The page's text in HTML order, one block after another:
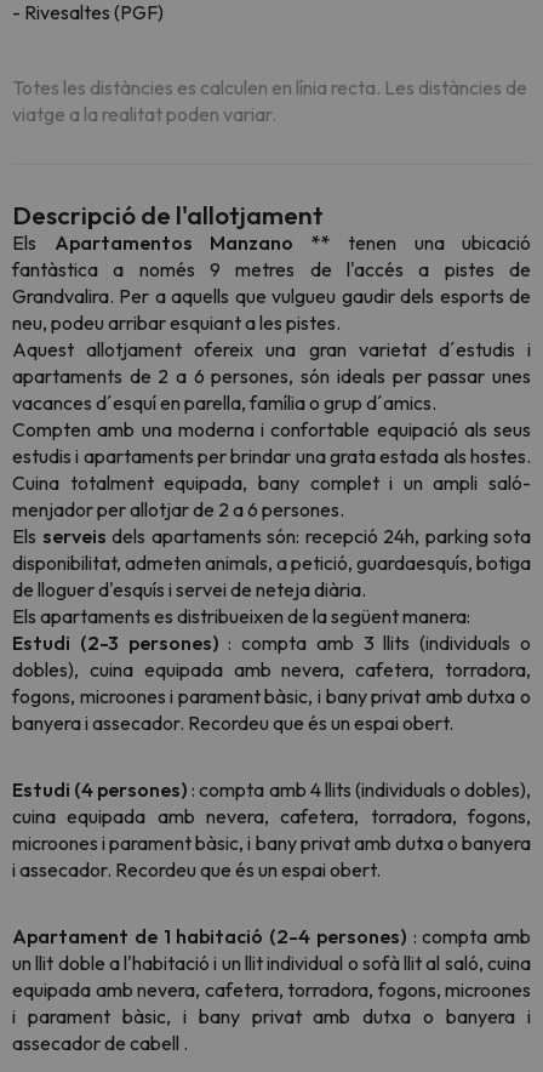
- Rivesaltes (PGF)
Totes les distàncies es calculen en línia recta. Les distàncies de
viatge a la realitat poden variar.
Descripció de l'allotjament
Els Apartamentos Manzano ** tenen una ubicació
fantàstica a només 9 metres de l'accés a pistes de
Grandvalira. Per a aquells que vulgueu gaudir dels esports de
neu, podeu arribar esquiant a les pistes.
Aquest allotjament ofereix una gran varietat d´estudis i
apartaments de 2 a 6 persones, són ideals per passar unes
vacances d´esquí en parella, família o grup d´amics.
Compten amb una moderna i confortable equipació als seus
estudis i apartaments per brindar una grata estada als hostes.
Cuina totalment equipada, bany complet i un ampli saló-
menjador per allotjar de 2 a 6 persones.
Els serveis dels apartaments són: recepció 24h, parking sota
disponibilitat, admeten animals, a petició, guardaesquís, botiga
de lloguer d'esquís i servei de neteja diària.
Els apartaments es distribueixen de la següent manera:
Estudi (2-3 persones) : compta amb 3 llits (individuals o
dobles), cuina equipada amb nevera, cafetera, torradora,
fogons, microones i parament bàsic, i bany privat amb dutxa o
banyera i assecador. Recordeu que és un espai obert.
Estudi (4 persones) :compta amb 4 llits (individuals o dobles),
cuina equipada amb nevera, cafetera, torradora, fogons,
microones i parament bàsic, i bany privat amb dutxa o banyera
i assecador. Recordeu que és un espai obert.
Apartament de 1 habitació (2-4 persones) : compta amb
un llit doble a l'habitació i un llit individual o sofà llit al saló, cuina
equipada amb nevera, cafetera, torradora, fogons, microones
i parament bàsic, i bany privat amb dutxa o banyera i
assecador de cabell .